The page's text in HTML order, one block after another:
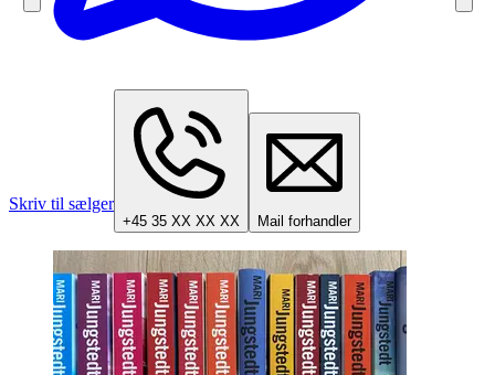
Skriv til sælger
+45 35 XX XX XX Mail forhandler